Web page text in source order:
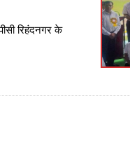
रिहंदनगर के